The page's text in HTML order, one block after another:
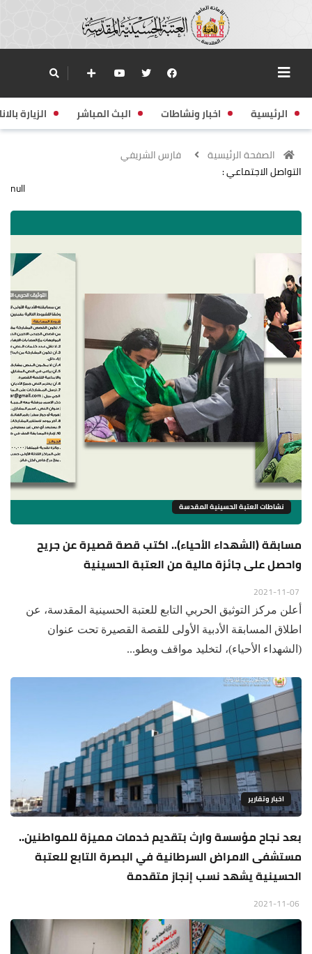
الرئيسية اخبار ونشاطات البث المباشر الزيارة
الصفحة الرئيسية
فارس الشريفي
التواصل الاجتماعي :
null
نشاطات العتبة الحسينية المقدسة
مسابقة (الشهداء الأحياء).. اكتب قصة قصيرة عن جريح
واحصل على جائزة مالية من العتبة الحسينية
أعلن مركز التوثيق الحربي التابع للعتبة الحسينية المقدسة، عن
اطلاق المسابقة الأدبية الأولى للقصة القصيرة تحت عنوان
(الشهداء الأحياء)، لتخليد مواقف وبطو...
اخبار وتقارير
بعد نجاح مؤسسة وارث بتقديم خدمات مميزة للمواطنين..
مستشفى الامراض السرطانية في البصرة التابع للعتبة
الحسينية يشهد نسب إنجاز متقدمة